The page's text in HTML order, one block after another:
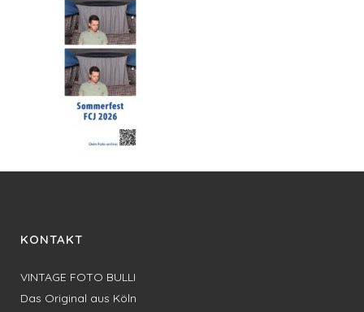
KONTAKT
VINTAGE FOTO BULLI
Das Original aus Köln